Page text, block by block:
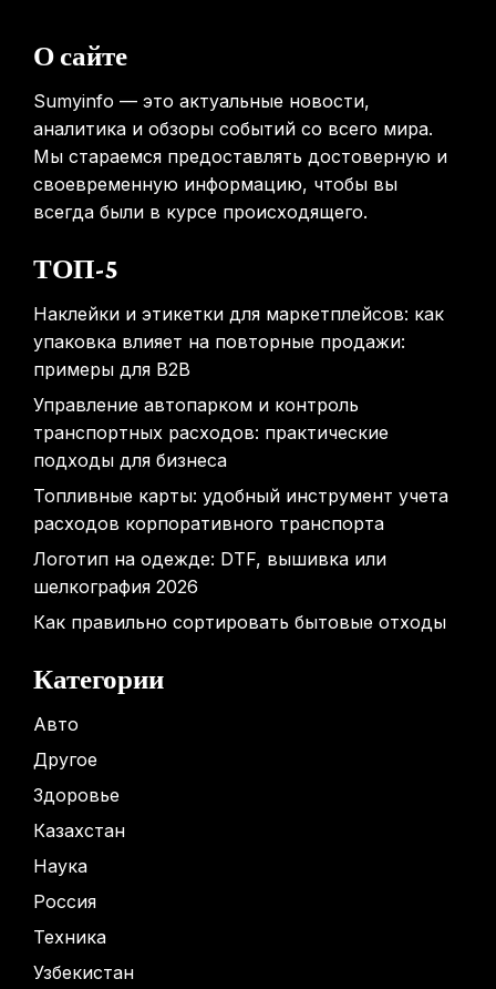
выявления рисков раннего старения
О сайте
Sumyinfo — это актуальные новости,
аналитика и обзоры событий со всего мира.
Мы стараемся предоставлять достоверную и
своевременную информацию, чтобы вы
всегда были в курсе происходящего.
ТОП-5
Наклейки и этикетки для маркетплейсов: как
упаковка влияет на повторные продажи:
примеры для B2B
Управление автопарком и контроль
транспортных расходов: практические
подходы для бизнеса
Топливные карты: удобный инструмент учета
расходов корпоративного транспорта
Логотип на одежде: DTF, вышивка или
шелкография 2026
Как правильно сортировать бытовые отходы
Категории
Авто
Другое
Здоровье
Казахстан
Наука
Россия
Техника
Узбекистан